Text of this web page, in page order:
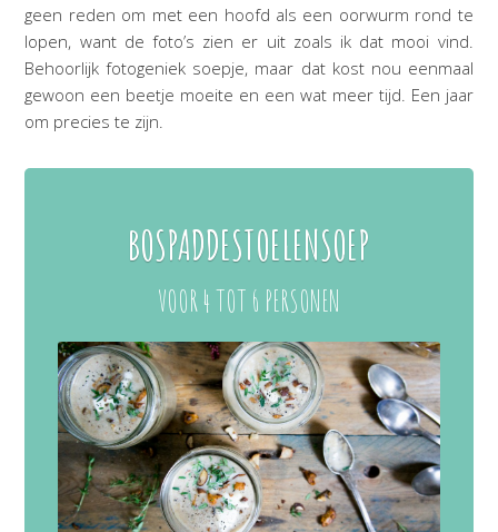
geen reden om met een hoofd als een oorwurm rond te
lopen, want de foto’s zien er uit zoals ik dat mooi vind.
Behoorlijk fotogeniek soepje, maar dat kost nou eenmaal
gewoon een beetje moeite en een wat meer tijd. Een jaar
om precies te zijn.
BOSPADDESTOELENSOEP
VOOR 4 TOT 6 PERSONEN